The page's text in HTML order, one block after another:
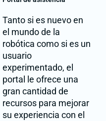
Tanto si es nuevo en
el mundo de la
robótica como si es un
usuario
experimentado, el
portal le ofrece una
gran cantidad de
recursos para mejorar
su experiencia con el